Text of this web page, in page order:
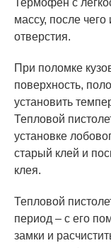
Термофен с
массу, после
отверстия.
При поломке
поверхность,
установить
Тепловой
установке
старый клей и
клея.
Тепловой
период – с его
замки и